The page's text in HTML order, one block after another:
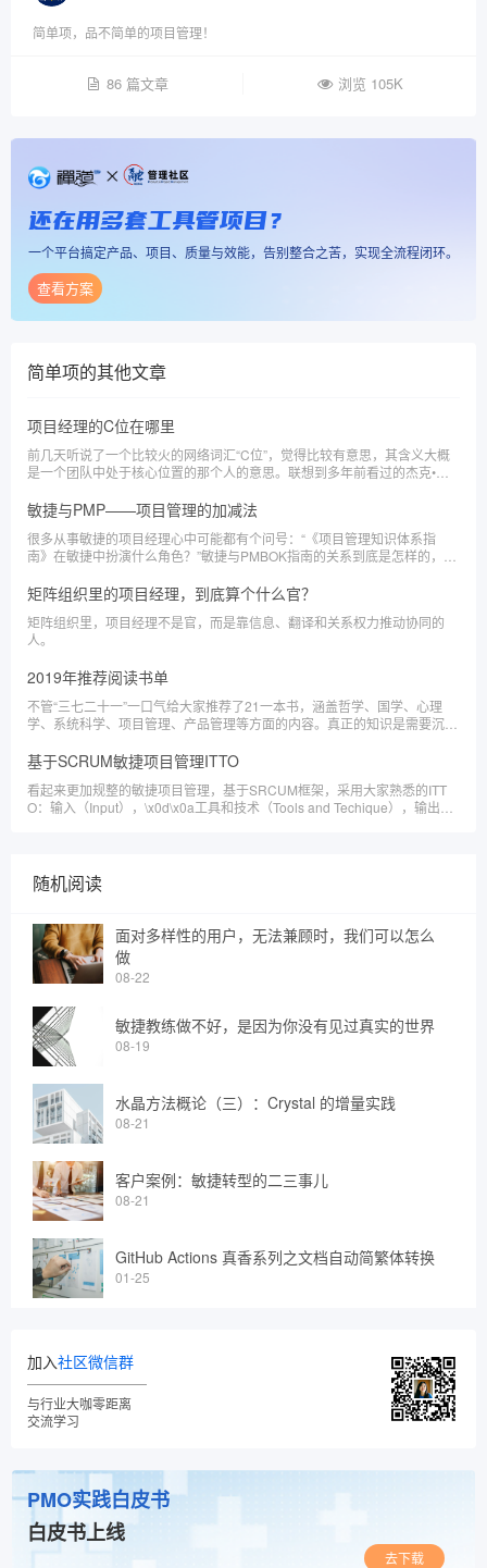
简单项，品不简单的项目管理！
86 篇文章 浏览 105K
还在用多套工具管项目？
一个平台搞定产品、项目、质量与效能，告别整合之苦，实现全流程闭环。
查看方案
简单项的其他文章
项目经理的C位在哪里
前几天听说了一个比较火的网络词汇“C位”，觉得比较有意思，其含义大概
是一个团队中处于核心位置的那个人的意思。联想到多年前看过的杰克•特
到项目经理在项目中的C位应该在哪里呢？
敏捷与PMP——项目管理的加减法
很多从事敏捷的项目经理心中可能都有个问号：“《项目管理知识体系指
南》在敏捷中扮演什么角色？”敏捷与PMBOK指南的关系到底是怎样的，本
矩阵组织里的项目经理，到底算个什么官？
矩阵组织里，项目经理不是官，而是靠信息、翻译和关系权力推动协同的
人。
2019年推荐阅读书单
不管“三七二十一”一口气给大家推荐了21一本书，涵盖哲学、国学、心理
学、系统科学、项目管理、产品管理等方面的内容。真正的知识是需要沉下
基于SCRUM敏捷项目管理ITTO
看起来更加规整的敏捷项目管理，基于SRCUM框架，采用大家熟悉的ITT
O：输入（Input），\x0d\x0a工具和技术（Tools and Techique），输出
随机阅读
面对多样性的用户，无法兼顾时，我们可以怎么
做
08-22
敏捷教练做不好，是因为你没有见过真实的世界
08-19
水晶方法概论（三）：Crystal 的增量实践
08-21
客户案例：敏捷转型的二三事儿
08-21
GitHub Actions 真香系列之文档自动简繁体转换
01-25
加入社区微信群
与行业大咖零距离
交流学习
PMO实践白皮书
白皮书上线
去下载